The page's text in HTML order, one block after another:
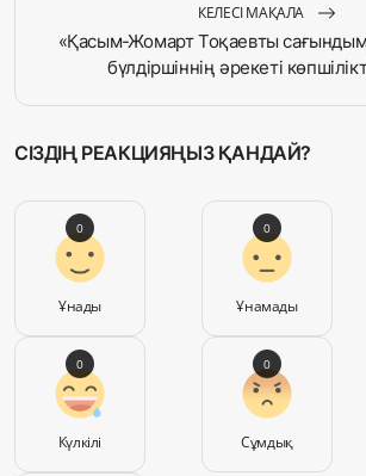
КЕЛЕСІ МАҚАЛА
«Қасым-Жомарт Тоқаевты
бүлдіршіннің әрекеті
СІЗДІҢ РЕАКЦИЯҢЫЗ ҚАНДАЙ?
Ұнады
0
Ұнамады
0
Күлкілі
0
Сұмдық
0